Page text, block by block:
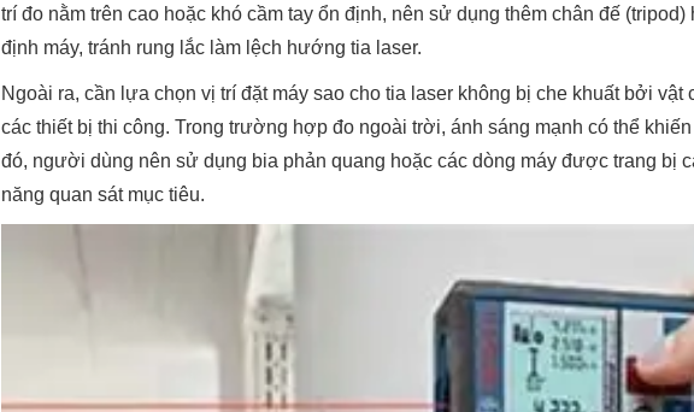
trí đo nằm trên cao hoặc khó cầm tay ổn định, nên sử dụng thêm chân đế
định máy, tránh rung lắc làm lệch hướng tia laser.
Ngoài ra, cần lựa chọn vị trí đặt máy sao cho tia laser không bị che khuất bởi vật
các thiết bị thi công. Trong trường hợp đo ngoài trời, ánh sáng mạnh có thể
đó, người dùng nên sử dụng bia phản quang hoặc các dòng máy được trang bị
năng quan sát mục tiêu.